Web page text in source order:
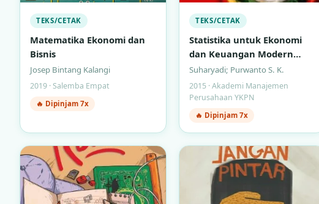
TEKS/CETAK
Matematika Ekonomi dan
Bisnis
Josep Bintang Kalangi
2019 · Salemba Empat
🔥 Dipinjam 7x
TEKS/CETAK
Statistika untuk Ekonomi
dan Keuangan Modern
(Buku 2)
Suharyadi; Purwanto S. K.
2015 · Akademi Manajemen
Perusahaan YKPN
🔥 Dipinjam 7x